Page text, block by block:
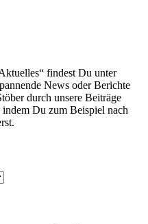
findest Du unter
News oder Berichte
durch unsere Beiträge
indem Du zum Beispiel nach